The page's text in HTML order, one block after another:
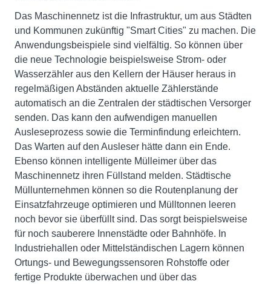
Das Maschinennetz ist die Infrastruktur, um aus Städten
und Kommunen zukünftig "Smart Cities" zu machen. Die
Anwendungsbeispiele sind vielfältig. So können über
die neue Technologie beispielsweise Strom- oder
Wasserzähler aus den Kellern der Häuser heraus in
regelmäßigen Abständen aktuelle Zählerstände
automatisch an die Zentralen der städtischen Versorger
senden. Das kann den aufwendigen manuellen
Ausleseprozess sowie die Terminfindung erleichtern.
Das Warten auf den Ausleser hätte dann ein Ende.
Ebenso können intelligente Mülleimer über das
Maschinennetz ihren Füllstand melden. Städtische
Müllunternehmen können so die Routenplanung der
Einsatzfahrzeuge optimieren und Mülltonnen leeren
noch bevor sie überfüllt sind. Das sorgt beispielsweise
für noch sauberere Innenstädte oder Bahnhöfe. In
Industriehallen oder Mittelständischen Lagern können
Ortungs- und Bewegungssensoren Rohstoffe oder
fertige Produkte überwachen und über das